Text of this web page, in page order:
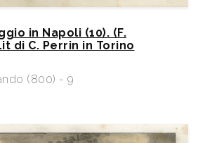
in Napoli (10). (F.
di C. Perrin in Torino
(800) - 9